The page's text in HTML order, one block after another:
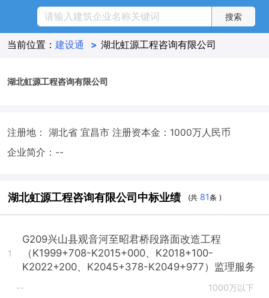
当前位置： 建设通 > 湖北虹源工程咨询有限公司
湖北虹源工程咨询有限公司
注册地： 湖北省 宜昌市 注册资本金：1000万人民币
企业简介：--
湖北虹源工程咨询有限公司中标业绩 (共 81条 )
1
G209兴山县观音河至昭君桥段路面改造工程
（K1999+708-K2015+000、K2018+100-
K2022+200、K2045+378-K2049+977）监理服务
-- 1000万以下